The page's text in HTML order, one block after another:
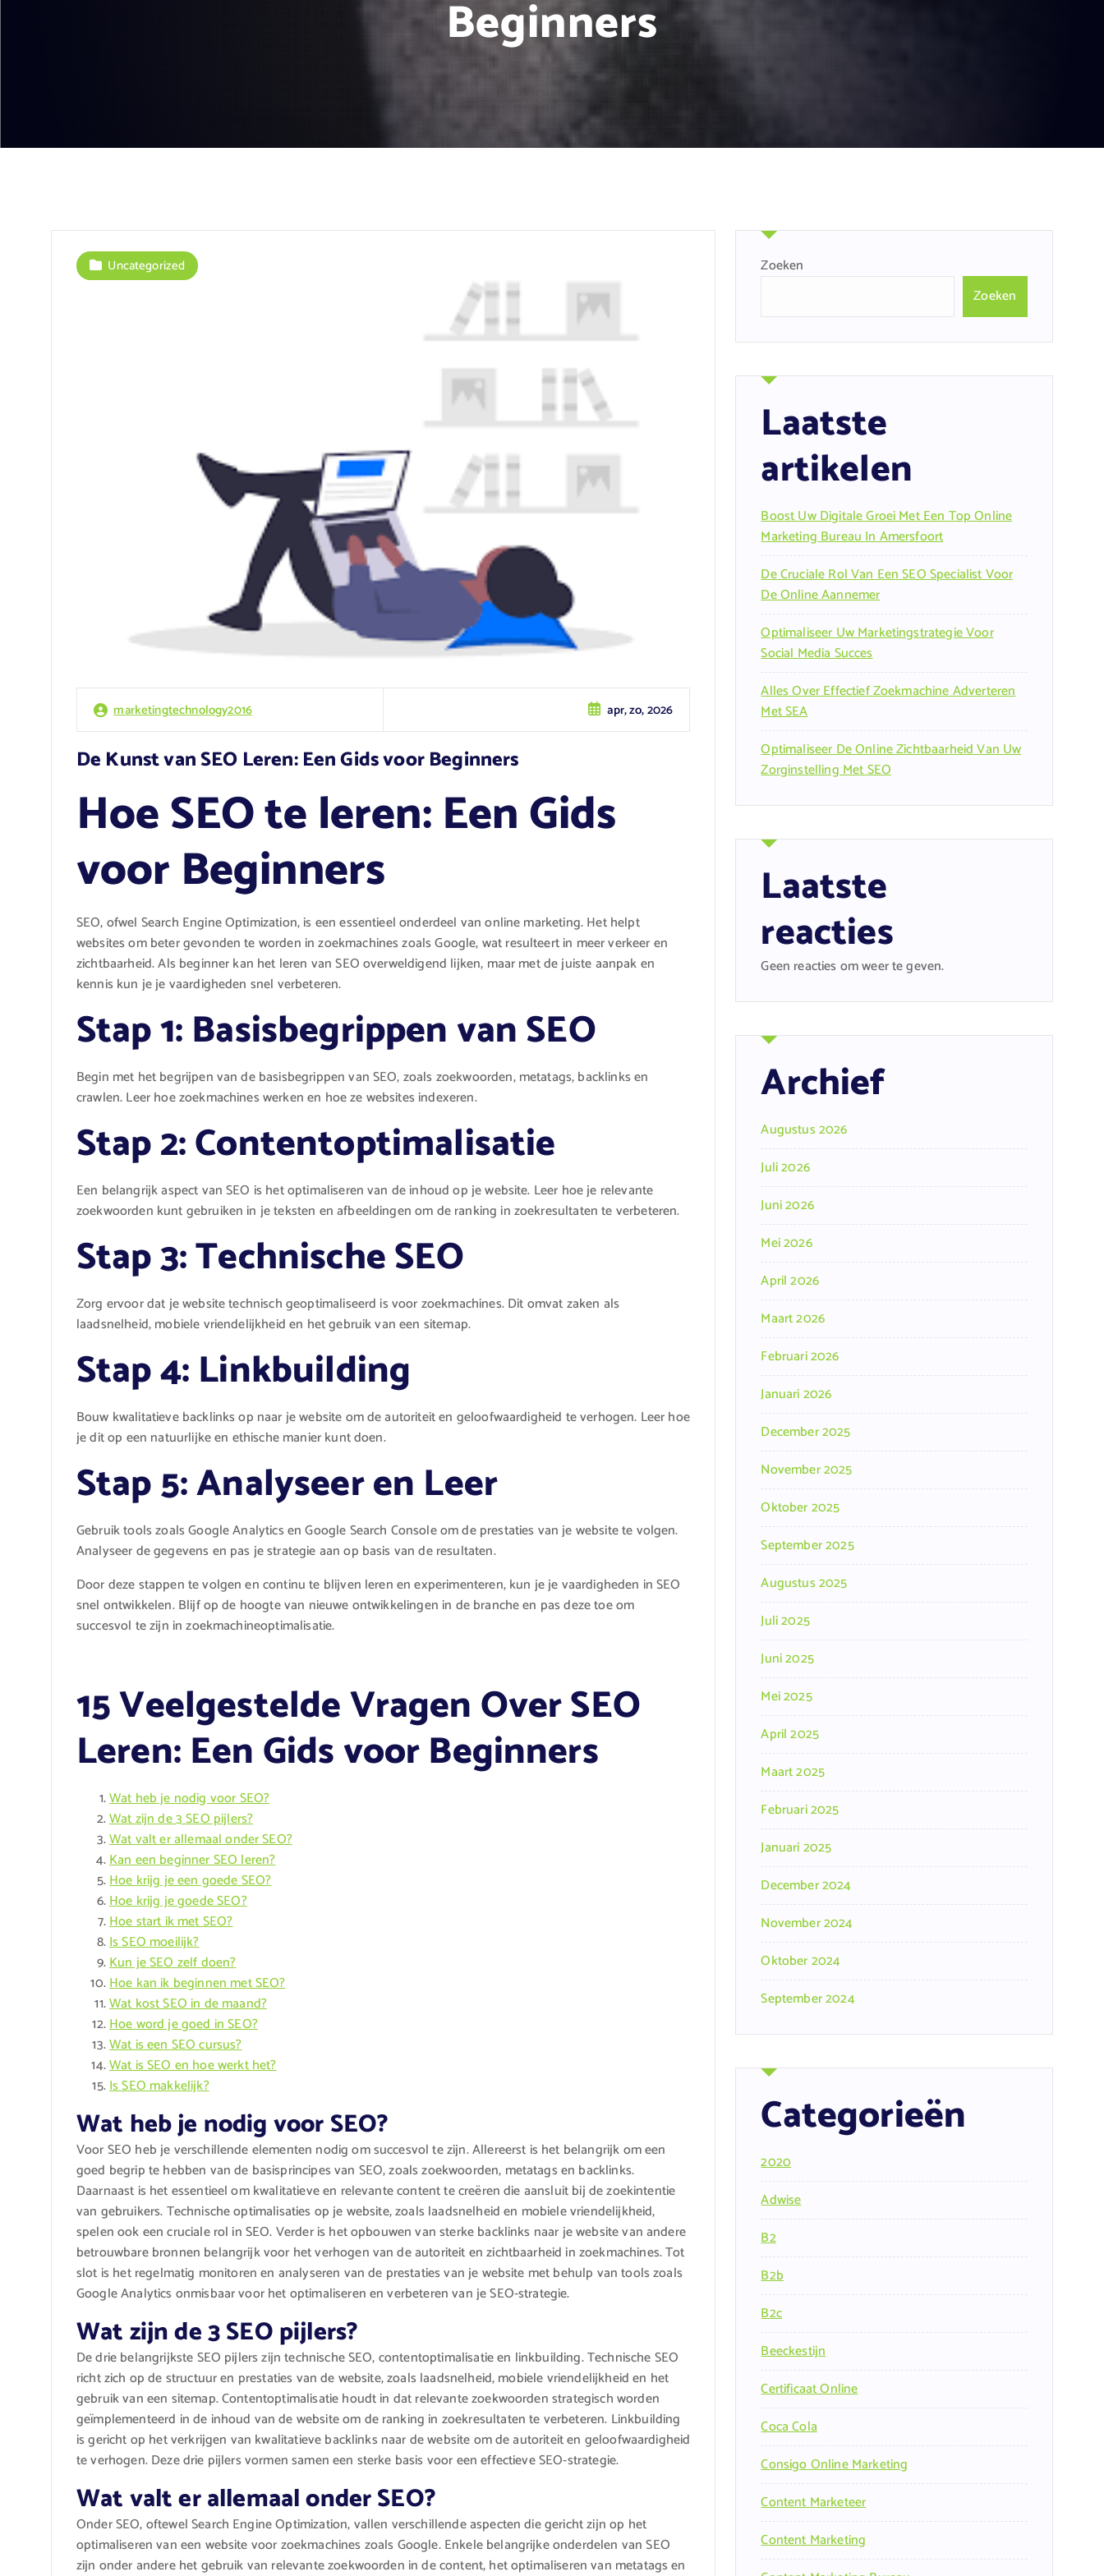
Beginners
marketingtechnology2016 apr, zo, 2026
Uncategorized
De Kunst van SEO Leren: Een Gids voor Beginners
Hoe SEO te leren: Een Gids
voor Beginners
SEO, ofwel Search Engine Optimization, is een essentieel onderdeel van online marketing. Het helpt
websites om beter gevonden te worden in zoekmachines zoals Google, wat resulteert in meer verkeer en
zichtbaarheid. Als beginner kan het leren van SEO overweldigend lijken, maar met de juiste aanpak en
kennis kun je je vaardigheden snel verbeteren.
Stap 1: Basisbegrippen van SEO
Begin met het begrijpen van de basisbegrippen van SEO, zoals zoekwoorden, metatags, backlinks en
crawlen. Leer hoe zoekmachines werken en hoe ze websites indexeren.
Stap 2: Contentoptimalisatie
Een belangrijk aspect van SEO is het optimaliseren van de inhoud op je website. Leer hoe je relevante
zoekwoorden kunt gebruiken in je teksten en afbeeldingen om de ranking in zoekresultaten te verbeteren.
Stap 3: Technische SEO
Zorg ervoor dat je website technisch geoptimaliseerd is voor zoekmachines. Dit omvat zaken als
laadsnelheid, mobiele vriendelijkheid en het gebruik van een sitemap.
Stap 4: Linkbuilding
Bouw kwalitatieve backlinks op naar je website om de autoriteit en geloofwaardigheid te verhogen. Leer hoe
je dit op een natuurlijke en ethische manier kunt doen.
Stap 5: Analyseer en Leer
Gebruik tools zoals Google Analytics en Google Search Console om de prestaties van je website te volgen.
Analyseer de gegevens en pas je strategie aan op basis van de resultaten.
Door deze stappen te volgen en continu te blijven leren en experimenteren, kun je je vaardigheden in SEO
snel ontwikkelen. Blijf op de hoogte van nieuwe ontwikkelingen in de branche en pas deze toe om
succesvol te zijn in zoekmachineoptimalisatie.
15 Veelgestelde Vragen Over SEO
Leren: Een Gids voor Beginners
Wat heb je nodig voor SEO?
Wat zijn de 3 SEO pijlers?
Wat valt er allemaal onder SEO?
Kan een beginner SEO leren?
Hoe krijg je een goede SEO?
Hoe krijg je goede SEO?
Hoe start ik met SEO?
Is SEO moeilijk?
Kun je SEO zelf doen?
Hoe kan ik beginnen met SEO?
Wat kost SEO in de maand?
Hoe word je goed in SEO?
Wat is een SEO cursus?
Wat is SEO en hoe werkt het?
Is SEO makkelijk?
Wat heb je nodig voor SEO?
Voor SEO heb je verschillende elementen nodig om succesvol te zijn. Allereerst is het belangrijk om een
goed begrip te hebben van de basisprincipes van SEO, zoals zoekwoorden, metatags en backlinks.
Daarnaast is het essentieel om kwalitatieve en relevante content te creëren die aansluit bij de zoekintentie
van gebruikers. Technische optimalisaties op je website, zoals laadsnelheid en mobiele vriendelijkheid,
spelen ook een cruciale rol in SEO. Verder is het opbouwen van sterke backlinks naar je website van andere
betrouwbare bronnen belangrijk voor het verhogen van de autoriteit en zichtbaarheid in zoekmachines. Tot
slot is het regelmatig monitoren en analyseren van de prestaties van je website met behulp van tools zoals
Google Analytics onmisbaar voor het optimaliseren en verbeteren van je SEO-strategie.
Wat zijn de 3 SEO pijlers?
De drie belangrijkste SEO pijlers zijn technische SEO, contentoptimalisatie en linkbuilding. Technische SEO
richt zich op de structuur en prestaties van de website, zoals laadsnelheid, mobiele vriendelijkheid en het
gebruik van een sitemap. Contentoptimalisatie houdt in dat relevante zoekwoorden strategisch worden
geïmplementeerd in de inhoud van de website om de ranking in zoekresultaten te verbeteren. Linkbuilding
is gericht op het verkrijgen van kwalitatieve backlinks naar de website om de autoriteit en geloofwaardigheid
te verhogen. Deze drie pijlers vormen samen een sterke basis voor een effectieve SEO-strategie.
Wat valt er allemaal onder SEO?
Onder SEO, oftewel Search Engine Optimization, vallen verschillende aspecten die gericht zijn op het
optimaliseren van een website voor zoekmachines zoals Google. Enkele belangrijke onderdelen van SEO
zijn onder andere het gebruik van relevante zoekwoorden in de content, het optimaliseren van metatags en
Zoeken
Zoeken
Laatste
artikelen
Boost Uw Digitale Groei Met Een Top Online
Marketing Bureau In Amersfoort
De Cruciale Rol Van Een SEO Specialist Voor
De Online Aannemer
Optimaliseer Uw Marketingstrategie Voor
Social Media Succes
Alles Over Effectief Zoekmachine Adverteren
Met SEA
Optimaliseer De Online Zichtbaarheid Van Uw
Zorginstelling Met SEO
Laatste
reacties
Geen reacties om weer te geven.
Archief
Augustus 2026
Juli 2026
Juni 2026
Mei 2026
April 2026
Maart 2026
Februari 2026
Januari 2026
December 2025
November 2025
Oktober 2025
September 2025
Augustus 2025
Juli 2025
Juni 2025
Mei 2025
April 2025
Maart 2025
Februari 2025
Januari 2025
December 2024
November 2024
Oktober 2024
September 2024
Categorieën
2020
Adwise
B2
B2b
B2c
Beeckestijn
Certificaat Online
Coca Cola
Consigo Online Marketing
Content Marketeer
Content Marketing